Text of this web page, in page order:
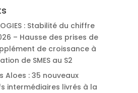
: Stabilité du chiffre
– Hausse des prises de
de croissance à
de SMES au S2
Aloes : 35 nouveaux
intermédiaires livrés à la